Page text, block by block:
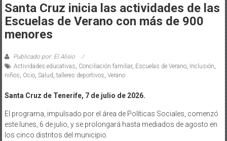
Santa Cruz inicia las actividades de las
Escuelas de Verano con más de 900
menores
Publicado por: El Alisio
Actividades educativas Conciliación familiar, Escuelas de Verano, Inclusión
niños Ocio, Salud talleres deportivos Verano
Santa Cruz de Tenerife, 7 de julio de 2026.
El programa, impulsado por el área de Políticas Sociales, comenzó
este lunes, 6 de julio, y se prolongará hasta mediados de agosto en
los cinco distritos del municipio.